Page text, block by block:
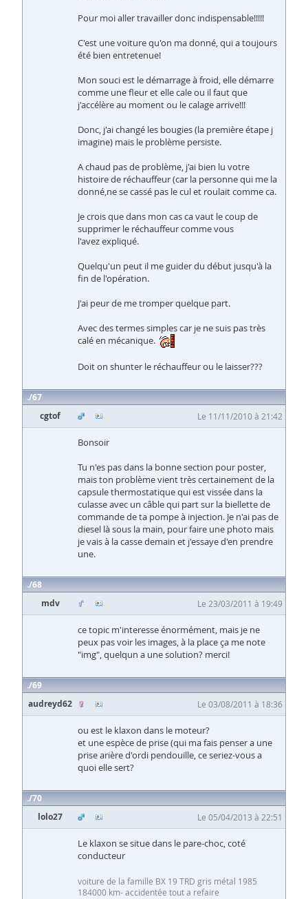
Pour moi aller travailler donc indispensable!!!!!
C'est une voiture qu'on ma donné, qui a toujours
été bien entretenue!
Mon souci est le démarrage à froid, elle démarre
comme une fleur et elle cale ou il faut que
j'accélère au moment ou le calage arrive!!!
Donc, j'ai changé les bougies (la première étape j
imagine) mais le problème persiste.
A chaud pas de problème, j'ai bien lu votre
histoire de réchauffeur (car la personne qui me la
donné,ne se cassé pas le cul et roulait comme ca.
Je crois que dans mon cas ca vaut le coup de
supprimer le réchauffeur comme vous
l'avez expliqué.
Quelqu'un peut il me guider du début jusqu'à la
fin de l'opération.
J'ai peur de me tromper quelque part.
Avec des termes simples car je ne suis pas très
calé en mécanique.
Doit on shunter le réchauffeur ou le laisser???
67
cgtof
Le 11/11/2010 à 21:42
Bonsoir
Tu n'es pas dans la bonne section pour poster,
mais ton problème vient très certainement de la
capsule thermostatique qui est vissée dans la
culasse avec un câble qui part sur la biellette de
commande de ta pompe à injection. Je n'ai pas de
diesel là sous la main, pour faire une photo mais
je vais à la casse demain et j'essaye d'en prendre
une.
68
mdv
Le 23/03/2011 à 19:49
ce topic m'interesse énormément, mais je ne
peux pas voir les images, à la place ça me note
"img", quelqun a une solution? merci!
69
audreyd62
Le 03/08/2011 à 18:36
ou est le klaxon dans le moteur?
et une espèce de prise (qui ma fais penser a une
prise arière d'ordi pendouille, ce seriez-vous a
quoi elle sert?
70
lolo27
Le 05/04/2013 à 22:51
Le klaxon se situe dans le pare-choc, coté
conducteur
voiture de la famille BX 19 TRD gris métal 1985
184000 km- accidentée tout a refaire